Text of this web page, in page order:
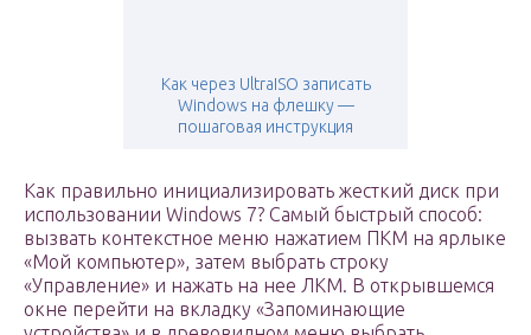
Как через UltraISO записать
Windows на флешку —
пошаговая инструкция
Как правильно инициализировать жесткий диск при
использовании Windows 7? Самый быстрый способ:
вызвать контекстное меню нажатием ПКМ на ярлыке
«Мой компьютер», затем выбрать строку
«Управление» и нажать на нее ЛКМ. В открывшемся
окне перейти на вкладку «Запоминающие